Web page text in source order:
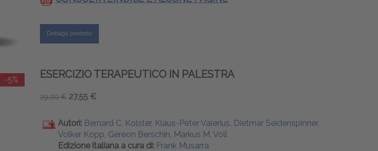
Dettagli prodotto
-5% ESERCIZIO TERAPEUTICO IN PALESTRA
29,00 € 27,55 €
Autori: Bernard C. Kolster, Klaus-Peter Valerius, Dietmar Seidenspinner,
Volker Kopp, Gereon Berschin, Markus M. Voll
Edizione italiana a cura di: Frank Musarra